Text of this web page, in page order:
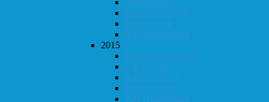
Høstturneringen
Høst-konrad
KM i hurtigsjakk
2015
Klubbmesterskapet
Vår-konrad
KM i lynsjakk
Dobbeltsjakk
KM i hurtigsjakk